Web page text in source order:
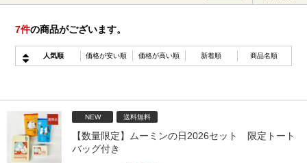
7件の商品がございます。
人気順 価格が安い順 価格が高い順 新着順 商品名順
NEW 送料無料
【数量限定】ムーミンの日2026セット 限定トート
バッグ付き